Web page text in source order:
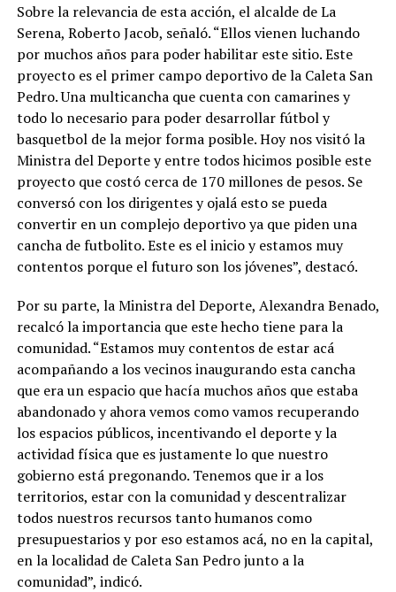
Sobre la relevancia de esta acción, el alcalde de La
Serena, Roberto Jacob, señaló. “Ellos vienen luchando
por muchos años para poder habilitar este sitio. Este
proyecto es el primer campo deportivo de la Caleta San
Pedro. Una multicancha que cuenta con camarines y
todo lo necesario para poder desarrollar fútbol y
basquetbol de la mejor forma posible. Hoy nos visitó la
Ministra del Deporte y entre todos hicimos posible este
proyecto que costó cerca de 170 millones de pesos. Se
conversó con los dirigentes y ojalá esto se pueda
convertir en un complejo deportivo ya que piden una
cancha de futbolito. Este es el inicio y estamos muy
contentos porque el futuro son los jóvenes”, destacó.
Por su parte, la Ministra del Deporte, Alexandra Benado,
recalcó la importancia que este hecho tiene para la
comunidad. “Estamos muy contentos de estar acá
acompañando a los vecinos inaugurando esta cancha
que era un espacio que hacía muchos años que estaba
abandonado y ahora vemos como vamos recuperando
los espacios públicos, incentivando el deporte y la
actividad física que es justamente lo que nuestro
gobierno está pregonando. Tenemos que ir a los
territorios, estar con la comunidad y descentralizar
todos nuestros recursos tanto humanos como
presupuestarios y por eso estamos acá, no en la capital,
en la localidad de Caleta San Pedro junto a la
comunidad”, indicó.